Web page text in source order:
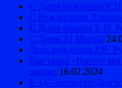
С Днем рождения
С Рождеством
С Днем памяти Е.И.
С Днем 24 Марта!
День рождения Р.Я.
Выставка «Вместе
школе. 16.02.2024
К 145-летию со Дня